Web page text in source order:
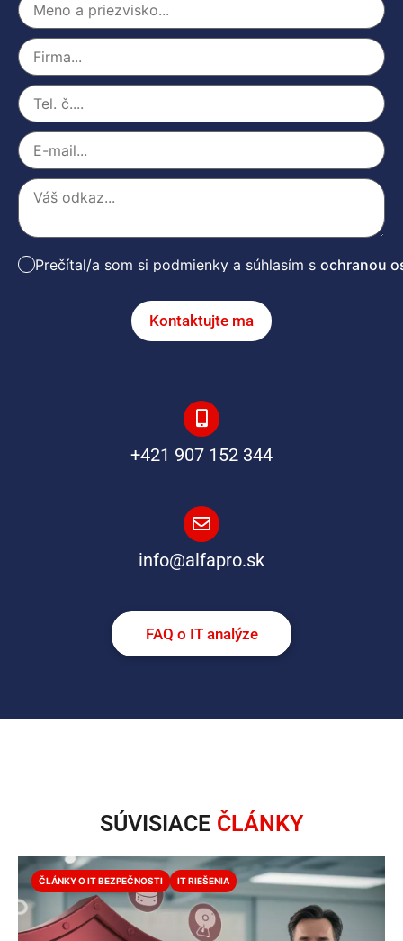
Prečítal/a som si podmienky a súhlasím sochranou
Kontaktujte ma
+421 907 152 344
info@alfapro.sk
FAQ o IT analýze
SÚVISIACE ČLÁNKY
ČLÁNKY O IT BEZPEČNOSTI IT RIEŠENIA